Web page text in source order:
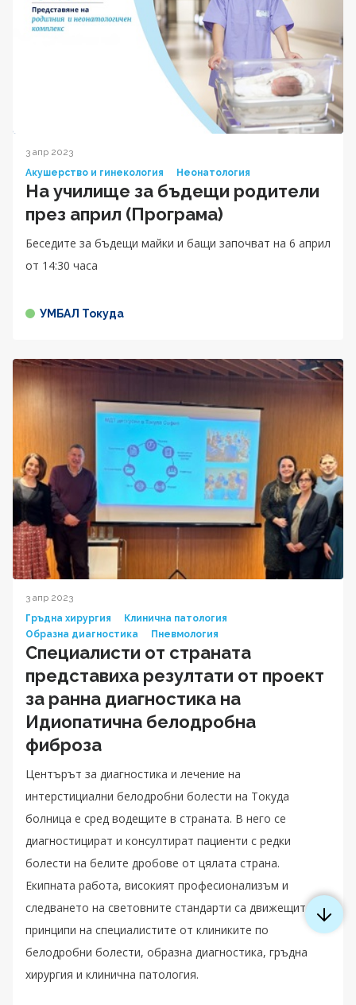
3 апр 2023
Акушерство и гинекология
Неонатология
На училище за бъдещи родители
през април (Програма)
Беседите за бъдещи майки и бащи започват на 6 април
от 14:30 часа
УМБАЛ Токуда
3 апр 2023
Гръдна хирургия
Клинична патология
Образна диагностика
Пневмология
Специалисти от страната
представиха резултати от проект
за ранна диагностика на
Идиопатична белодробна
фиброза
Центърът за диагностика и лечение на
интерстициални белодробни болести на Токуда
болница е сред водещите в страната. В него се
диагностицират и консултират пациенти с редки
болести на белите дробове от цялата страна.
Екипната работа, високият професионализъм и
следването на световните стандарти са движещите
принципи на специалистите от клиниките по
белодробни болести, образна диагностика, гръдна
хирургия и клинична патология.